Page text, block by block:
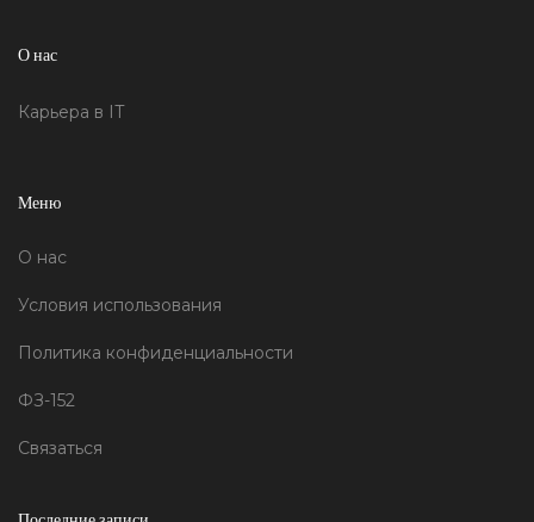
О нас
Карьерa в IT
Меню
О нас
Условия использования
Политика конфиденциальности
ФЗ-152
Связаться